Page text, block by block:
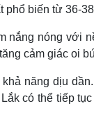
biến từ 36-
nắng nóng với
cảm giác oi
năng dịu
có thể tiếp